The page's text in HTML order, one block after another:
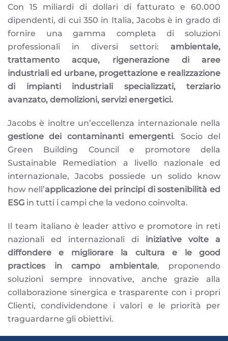
Con 15 miliardi di dollari di fatturato e 60.000
dipendenti, di cui 350 in Italia, Jacobs è in grado di
fornire una gamma completa di soluzioni
professionali in diversi settori: ambientale,
trattamento acque, rigenerazione di aree
industriali ed urbane, progettazione e realizzazione
di impianti industriali specializzati, terziario
avanzato, demolizioni, servizi energetici.
Jacobs è inoltre un’eccellenza internazionale nella
gestione dei contaminanti emergenti. Socio del
Green Building Council e promotore della
Sustainable Remediation a livello nazionale ed
internazionale, Jacobs possiede un solido know
how nell’applicazione dei principi di sostenibilità ed
ESG in tutti i campi che la vedono coinvolta.
Il team italiano è leader attivo e promotore in reti
nazionali ed internazionali di iniziative volte a
diffondere e migliorare la cultura e le good
practices in campo ambientale, proponendo
soluzioni sempre innovative, anche grazie alla
collaborazione sinergica e trasparente con i propri
Clienti, condividendone i valori e le priorità per
traguardarne gli obiettivi.